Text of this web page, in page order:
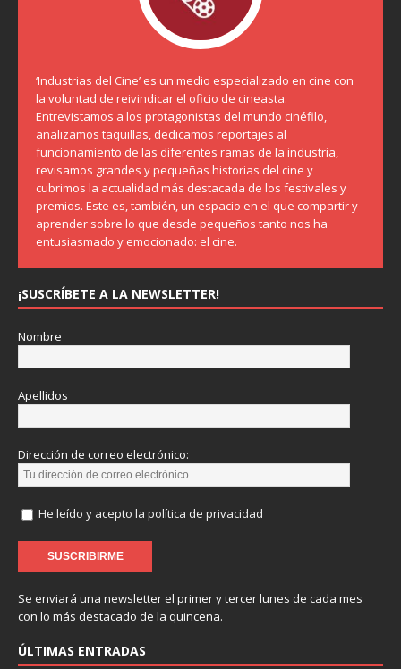
‘Industrias del Cine’ es un medio especializado en cine con
la voluntad de reivindicar el oficio de cineasta.
Entrevistamos a los protagonistas del mundo cinéfilo,
analizamos taquillas, dedicamos reportajes al
funcionamiento de las diferentes ramas de la industria,
revisamos grandes y pequeñas historias del cine y
cubrimos la actualidad más destacada de los festivales y
premios. Este es, también, un espacio en el que compartir y
aprender sobre lo que desde pequeños tanto nos ha
entusiasmado y emocionado: el cine.
¡SUSCRÍBETE A LA NEWSLETTER!
Nombre
Apellidos
Dirección de correo electrónico:
He leído y acepto la política de privacidad
Se enviará una newsletter el primer y tercer lunes de cada mes
con lo más destacado de la quincena.
ÚLTIMAS ENTRADAS